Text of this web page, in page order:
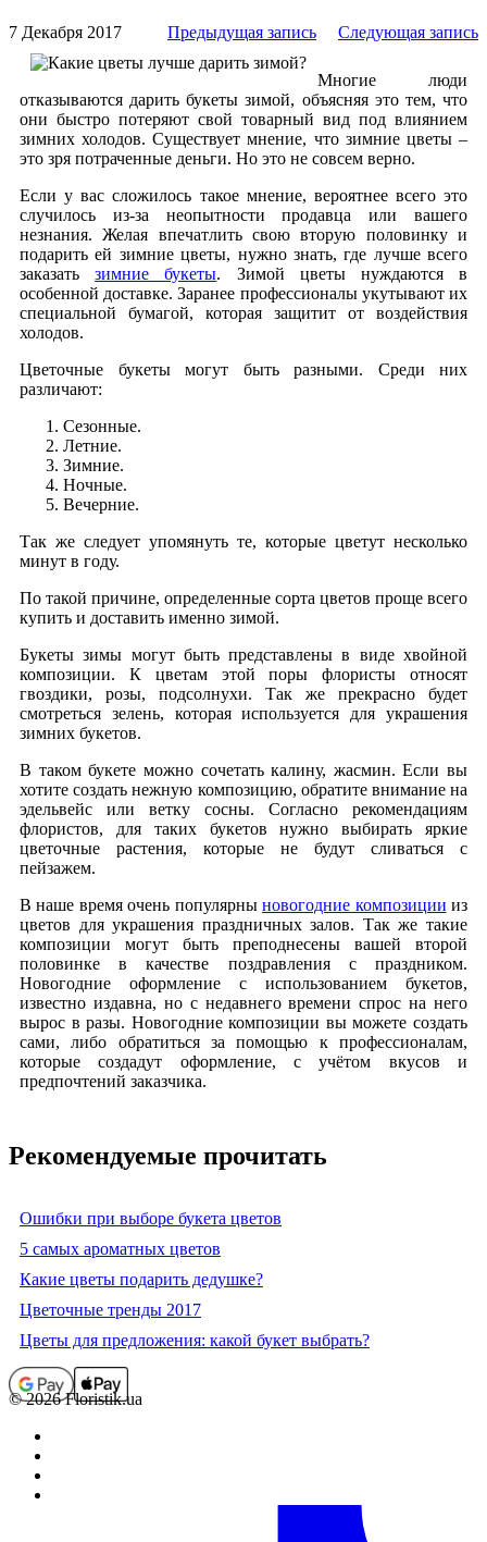
Предыдущая запись Следующая запись
7 Декабря 2017
Многие люди
отказываются дарить букеты зимой, объясняя это тем, что
они быстро потеряют свой товарный вид под влиянием
зимних холодов. Существует мнение, что зимние цветы –
это зря потраченные деньги. Но это не совсем верно.
Если у вас сложилось такое мнение, вероятнее всего это
случилось из-за неопытности продавца или вашего
незнания. Желая впечатлить свою вторую половинку и
подарить ей зимние цветы, нужно знать, где лучше всего
заказатьзимние букеты. Зимой цветы нуждаются в
особенной доставке. Заранее профессионалы укутывают их
специальной бумагой, которая защитит от воздействия
холодов.
Цветочные букеты могут быть разными. Среди них
различают:
Сезонные.
Летние.
Зимние.
Ночные.
Вечерние.
Так же следует упомянуть те, которые цветут несколько
минут в году.
По такой причине, определенные сорта цветов проще всего
купить и доставить именно зимой.
Букеты зимы могут быть представлены в виде хвойной
композиции. К цветам этой поры флористы относят
гвоздики, розы, подсолнухи. Так же прекрасно будет
смотреться зелень, которая используется для украшения
зимних букетов.
В таком букете можно сочетать калину, жасмин. Если вы
хотите создать нежную композицию, обратите внимание на
эдельвейс или ветку сосны. Согласно рекомендациям
флористов, для таких букетов нужно выбирать яркие
цветочные растения, которые не будут сливаться с
пейзажем.
В наше время очень популярныновогодние композиции из
цветов для украшения праздничных залов. Так же такие
композиции могут быть преподнесены вашей второй
половинке в качестве поздравления с праздником.
Новогодние оформление с использованием букетов,
известно издавна, но с недавнего времени спрос на него
вырос в разы. Новогодние композиции вы можете создать
сами, либо обратиться за помощью к профессионалам,
которые создадут оформление, с учётом вкусов и
предпочтений заказчика.
Рекомендуемые прочитать
Ошибки при выборе букета цветов
5 самых ароматных цветов
Какие цветы подарить дедушке?
Цветочные тренды 2017
Цветы для предложения: какой букет выбрать?
© 2026 Floristik.ua